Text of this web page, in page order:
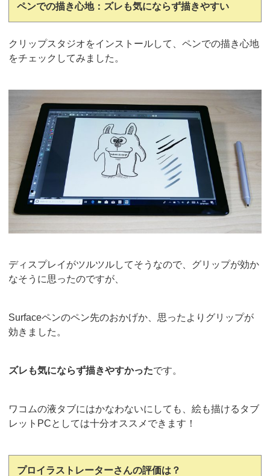
ペンでの描き心地：ズレも気にならず描きやすい
クリップスタジオをインストールして、ペンでの描き心地
をチェックしてみました。
ディスプレイがツルツルしてそうなので、グリップが効か
なそうに思ったのですが、
Surfaceペンのペン先のおかげか、思ったよりグリップが
効きました。
ズレも気にならず描きやすかったです。
ワコムの液タブにはかなわないにしても、絵も描けるタブ
レットPCとしては十分オススメできます！
プロイラストレーターさんの評価は？